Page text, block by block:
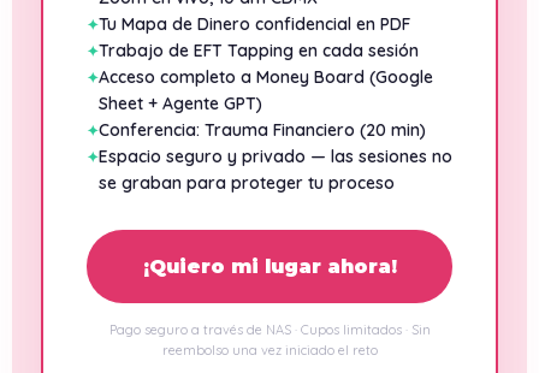
Tu Mapa de Dinero confidencial en PDF
Trabajo de EFT Tapping en cada sesión
Acceso completo a Money Board (Google
Sheet + Agente GPT)
Conferencia: Trauma Financiero (20 min)
Espacio seguro y privado — las sesiones no
se graban para proteger tu proceso
¡Quiero mi lugar ahora!
Pago seguro a través de NAS · Cupos limitados · Sin
reembolso una vez iniciado el reto